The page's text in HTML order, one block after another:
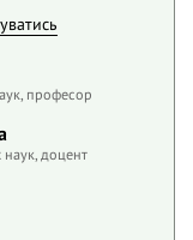
професор
наук, доцент